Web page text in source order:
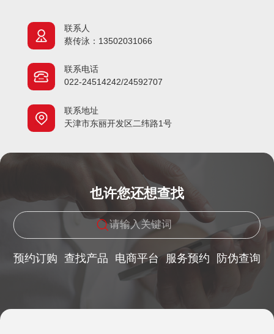
联系人
蔡传泳：13502031066
联系电话
022-24514242/24592707
联系地址
天津市东丽开发区二纬路1号
也许您还想查找
预约订购 查找产品 电商平台 服务预约 防伪查询